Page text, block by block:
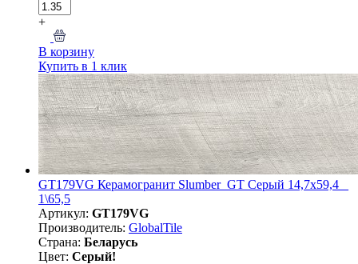
+
В корзину
Купить в 1 клик
GT179VG Керамогранит Slumber_GT Серый 14,7x59,4 _
1\65,5
Артикул: GT179VG
Производитель: GlobalTile
Страна: Беларусь
Цвет: Серый!